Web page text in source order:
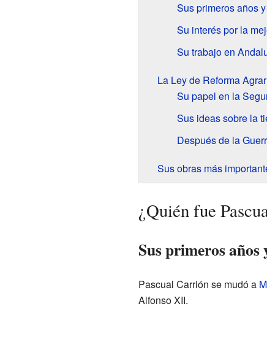
Sus primeros años
Su interés por la
Su trabajo en
La Ley de Reforma
Su papel en la
Sus ideas sobre la
Después de la
Sus obras más
¿Quién fue
Sus primeros años
Pascual Carrión se mudó a
Alfonso XII.